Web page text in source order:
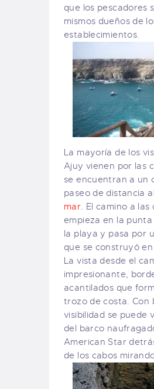
que los pescadores
mismos dueños de
establecimientos.
La mayoría de los
Ajuy vienen por las
se encuentran a un
paseo de distancia
mar. El camino a las
empieza en la
la playa y pasa por
que se construyó
La vista desde el
impresionante,
acantilados que
trozo de costa. Con
visibilidad se puede
del barco
American Star
de los cabos